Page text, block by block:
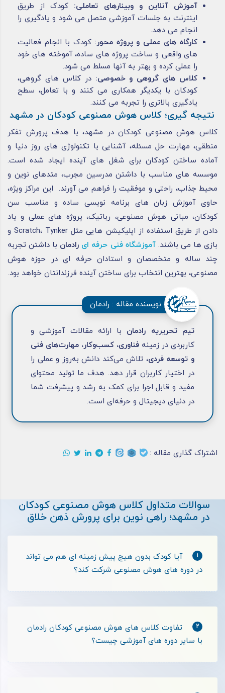
آموزش آنلاین و وبینارهای تعاملی: کودک از طریق
اینترنت به جلسات آموزشی متصل می شود و یادگیری را
انجام می دهد.
کارگاه های عملی و پروژه محور: کودک با انجام فعالیت
های واقعی و ساخت پروژه های ساده، آموخته های خود
را عملی کرده و بهتر به آنها مسلط می شود.
کلاس های گروهی و خصوصی: در کلاس های گروهی،
کودکان با یکدیگر همکاری می کنند و با تعامل، سطح
یادگیری بالاتری را تجربه می کنند.
نتیجه گیری؛ کلاس هوش مصنوعی کودکان در مشهد
کلاس هوش مصنوعی کودکان در مشهد، با هدف پرورش تفکر
منطقی، مهارت حل مسئله، آشنایی با تکنولوژی های روز دنیا و
آماده ساختن کودکان برای شغل های آینده ایجاد شده است.
موسسه های مناسب با داشتن مدرسین مجرب، متدهای نوین و
محیط جذاب، راحتی و موفقیت را فراهم می آورند. این مراکز ویژه،
حاوی آموزش زبان های برنامه نویسی ساده و مناسب سن
کودکان، مبانی هوش مصنوعی، رباتیک، پروژه های عملی و یاد
دادن از طریق استفاده از اپلیکیشن هایی مثل Scratch، Tynker و
بازی ها می باشند.آموزشگاه فنی حرفه ای رادمان با داشتن تجربه
چند ساله و متخصصان و استادان حرفه ای در حوزه هوش
مصنوعی، بهترین انتخاب برای ساختن آینده فرزندانتان خواهد بود.
تیم تحریریه رادمان با ارائه مقالات آموزشی و
کاربردی در زمینه فناوری، کسب‌وکار، مهارت‌های فنی
و توسعه فردی، تلاش می‌کند دانش به‌روز و عملی را
در اختیار کاربران قرار دهد. هدف ما تولید محتوای
مفید و قابل اجرا برای کمک به رشد و پیشرفت شما
در دنیای دیجیتال و حرفه‌ای است.
نویسنده مقاله : رادمان
اشتراک گذاری مقاله :
سوالات متداول کلاس هوش مصنوعی کودکان
در مشهد؛ راهی نوین برای پرورش ذهن خلاق
1
آیا کودک بدون هیچ پیش زمینه ای هم می تواند
در دوره های هوش مصنوعی شرکت کند؟
2
تفاوت کلاس های هوش مصنوعی کودکان رادمان
با سایر دوره های آموزشی چیست؟